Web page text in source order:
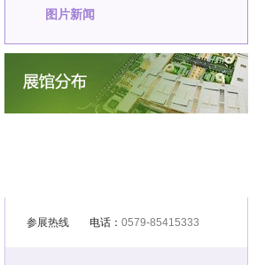
图片新闻
参展热线 电话： 0579-85415333